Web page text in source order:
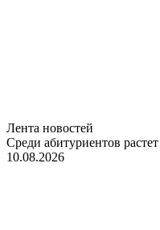
Лента новостей
Среди абитуриентов
10.08.2026